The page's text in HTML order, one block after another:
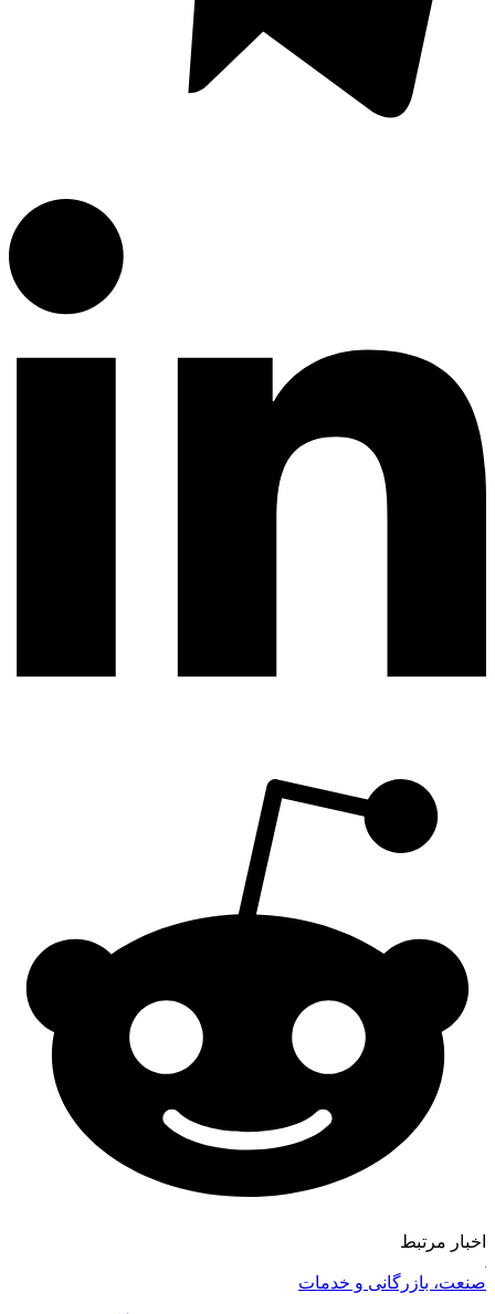
اخبار مرتبط
صنعت، بازرگانی و خدمات